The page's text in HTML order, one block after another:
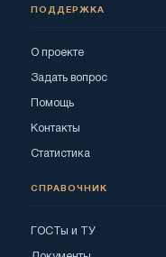
ПОДДЕРЖКА
О проекте
Задать вопрос
Помощь
Контакты
Статистика
СПРАВОЧНИК
ГОСТы и ТУ